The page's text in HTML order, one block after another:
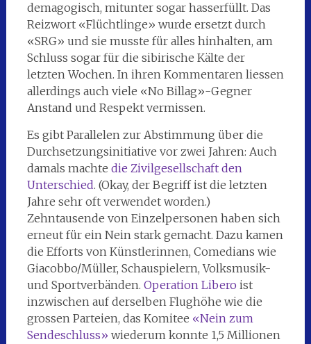
demagogisch, mitunter sogar hasserfüllt. Das
Reizwort «Flüchtlinge» wurde ersetzt durch
«SRG» und sie musste für alles hinhalten, am
Schluss sogar für die sibirische Kälte der
letzten Wochen. In ihren Kommentaren liessen
allerdings auch viele «No Billag»-Gegner
Anstand und Respekt vermissen.
Es gibt Parallelen zur Abstimmung über die
Durchsetzungsinitiative vor zwei Jahren: Auch
damals machte die Zivilgesellschaft den
Unterschied. (Okay, der Begriff ist die letzten
Jahre sehr oft verwendet worden.)
Zehntausende von Einzelpersonen haben sich
erneut für ein Nein stark gemacht. Dazu kamen
die Efforts von Künstlerinnen, Comedians wie
Giacobbo/Müller, Schauspielern, Volksmusik-
und Sportverbänden. Operation Libero ist
inzwischen auf derselben Flughöhe wie die
grossen Parteien, das Komitee «Nein zum
Sendeschluss» wiederum konnte 1,5 Millionen